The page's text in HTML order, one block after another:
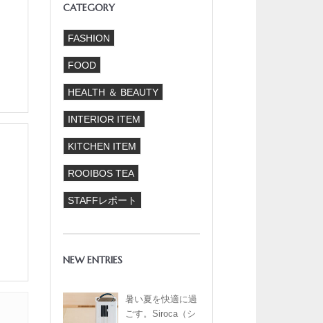
CATEGORY
FASHION
FOOD
HEALTH ＆ BEAUTY
INTERIOR ITEM
KITCHEN ITEM
ROOIBOS TEA
STAFFレポート
NEW ENTRIES
暑い夏を快適に過
ごす。Siroca（シ